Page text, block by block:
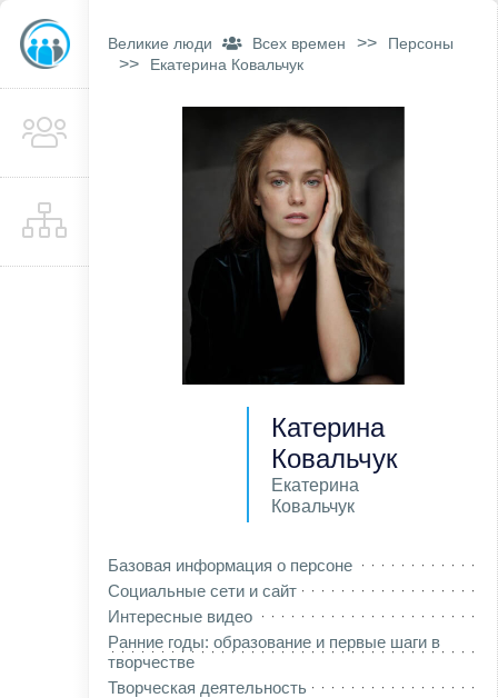
Великие люди Всех времен >> Персоны
>> Екатерина Ковальчук
Катерина
Ковальчук
Екатерина
Ковальчук
Базовая информация о персоне
Социальные сети и сайт
Интересные видео
Ранние годы: образование и первые шаги в
творчестве
Творческая деятельность